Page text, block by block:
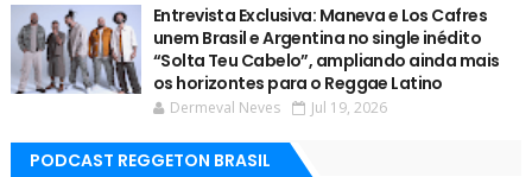
Entrevista Exclusiva: Maneva e Los Cafres
unem Brasil e Argentina no single inédito
“Solta Teu Cabelo”, ampliando ainda mais
os horizontes para o Reggae Latino
Dermeval Neves Jul 19, 2026
PODCAST REGGETON BRASIL